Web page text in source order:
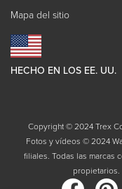
Mapa del sitio
HECHO EN LOS EE. UU.
Copyright © 2024 Trex
Fotos y vídeos © 2024
filiales. Todas las marcas